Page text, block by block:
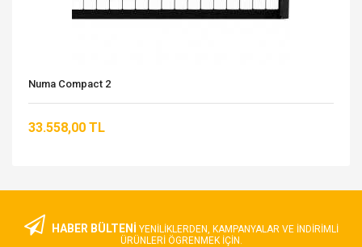
Numa Compact 2
33.558,00 TL
HABER BÜLTENİ YENILIKLERDEN, KAMPANYALAR VE INDIRIMLI
ÜRÜNLERI ÖGRENMEK IÇIN.